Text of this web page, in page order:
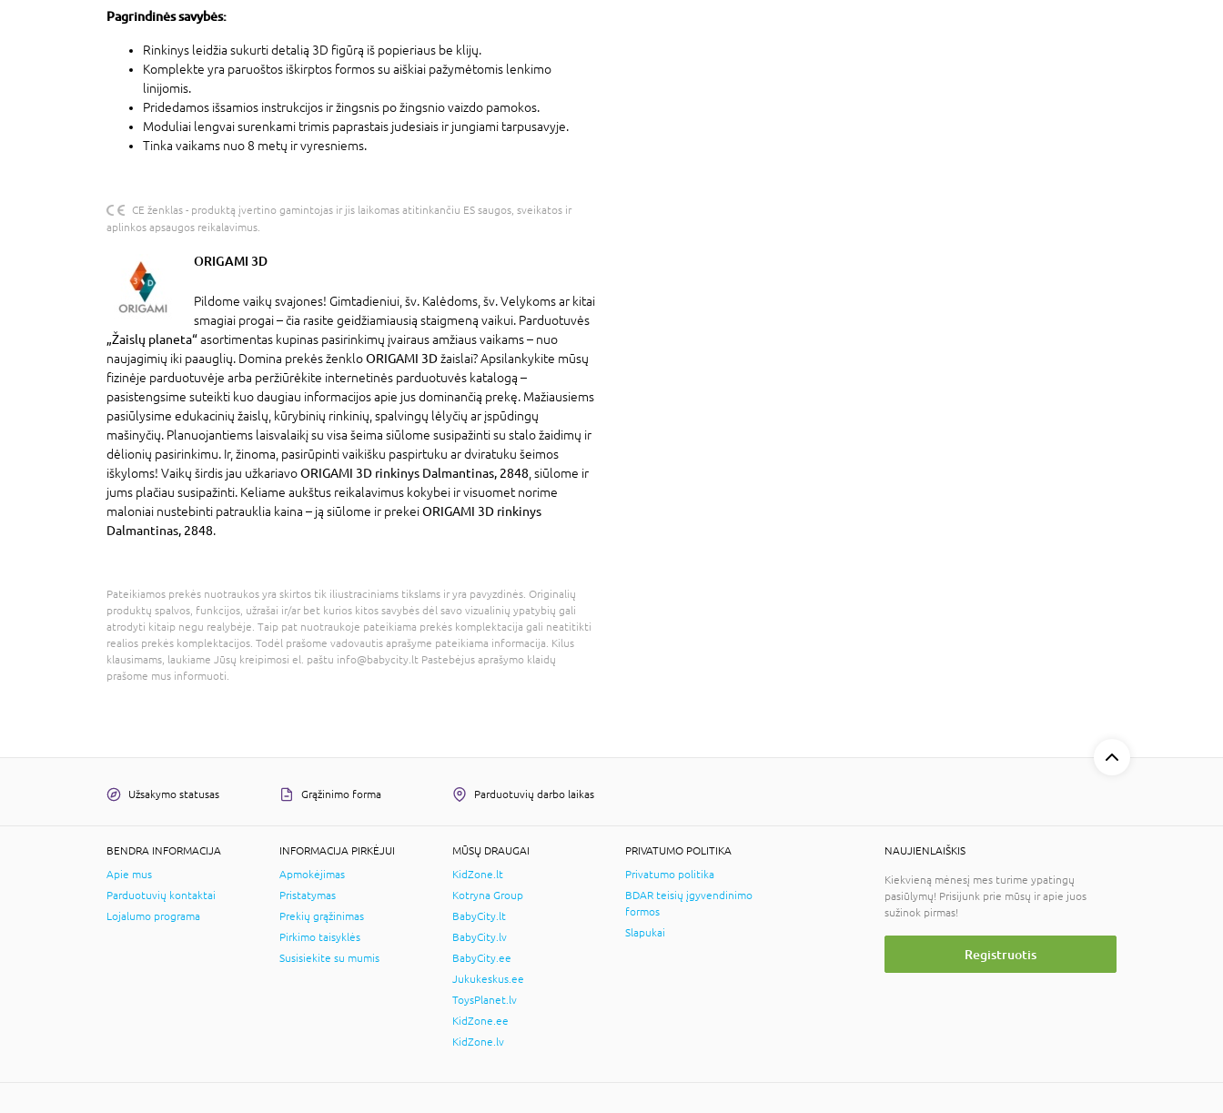
Pagrindinės savybės:
Rinkinys leidžia sukurti detalią 3D figūrą iš popieriaus be klijų.
Komplekte yra paruoštos iškirptos formos su aiškiai pažymėtomis lenkimo
linijomis.
Pridedamos išsamios instrukcijos ir žingsnis po žingsnio vaizdo pamokos.
Moduliai lengvai surenkami trimis paprastais judesiais ir jungiami tarpusavyje.
Tinka vaikams nuo 8 metų ir vyresniems.
CE ženklas - produktą įvertino gamintojas ir jis laikomas atitinkančiu ES saugos, sveikatos ir
aplinkos apsaugos reikalavimus.
ORIGAMI 3D
Pildome vaikų svajones! Gimtadieniui, šv. Kalėdoms, šv. Velykoms ar kitai
smagiai progai – čia rasite geidžiamiausią staigmeną vaikui. Parduotuvės
„Žaislų planeta“asortimentas kupinas pasirinkimų įvairaus amžiaus vaikams – nuo
naujagimių iki paauglių. Domina prekės ženkloORIGAMI 3Džaislai? Apsilankykite mūsų
fizinėje parduotuvėje arba peržiūrėkite internetinės parduotuvės katalogą –
pasistengsime suteikti kuo daugiau informacijos apie jus dominančią prekę. Mažiausiems
pasiūlysime edukacinių žaislų, kūrybinių rinkinių, spalvingų lėlyčių ar įspūdingų
mašinyčių. Planuojantiems laisvalaikį su visa šeima siūlome susipažinti su stalo žaidimų ir
dėlionių pasirinkimu. Ir, žinoma, pasirūpinti vaikišku paspirtuku ar dviratuku šeimos
iškyloms! Vaikų širdis jau užkariavoORIGAMI 3D rinkinys Dalmantinas, 2848 , siūlome ir
jums plačiau susipažinti. Keliame aukštus reikalavimus kokybei ir visuomet norime
maloniai nustebinti patrauklia kaina – ją siūlome ir prekeiORIGAMI 3D rinkinys
Dalmantinas, 2848.
Pateikiamos prekės nuotraukos yra skirtos tik iliustraciniams tikslams ir yra pavyzdinės. Originalių
produktų spalvos, funkcijos, užrašai ir/ar bet kurios kitos savybės dėl savo vizualinių ypatybių gali
atrodyti kitaip negu realybėje. Taip pat nuotraukoje pateikiama prekės komplektacija gali neatitikti
realios prekės komplektacijos. Todėl prašome vadovautis aprašyme pateikiama informacija. Kilus
klausimams, laukiame Jūsų kreipimosi el. paštu info@babycity.lt Pastebėjus aprašymo klaidų
prašome mus informuoti.
Užsakymo statusas Grąžinimo forma Parduotuvių darbo laikas
BENDRA INFORMACIJA
Apie mus
Parduotuvių kontaktai
Lojalumo programa
INFORMACIJA PIRKĖJUI
Apmokėjimas
Pristatymas
Prekių grąžinimas
Pirkimo taisyklės
Susisiekite su mumis
MŪSŲ DRAUGAI
KidZone.lt
Kotryna Group
BabyCity.lt
BabyCity.lv
BabyCity.ee
Jukukeskus.ee
ToysPlanet.lv
KidZone.ee
KidZone.lv
PRIVATUMO POLITIKA
Privatumo politika
BDAR teisių įgyvendinimo
formos
Slapukai
NAUJIENLAIŠKIS
Kiekvieną mėnesį mes turime ypatingų
pasiūlymų! Prisijunk prie mūsų ir apie juos
sužinok pirmas!
Registruotis